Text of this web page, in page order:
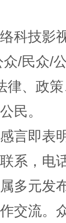
科技影
/民众/
律、政
民。
言即表
系，电
多元发
交流。